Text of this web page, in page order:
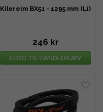
Kilereim BX51 - 1295 mm (Li)
246 kr
LEGG TIL HANDLEKURV